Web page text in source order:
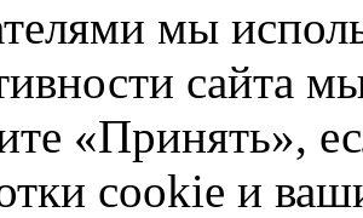
мы
сайта
«Принять»,
cookie и